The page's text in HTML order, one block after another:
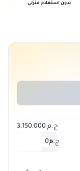
بدون استعلام منزلي
ج.م 3,150,000
0%
ج.م